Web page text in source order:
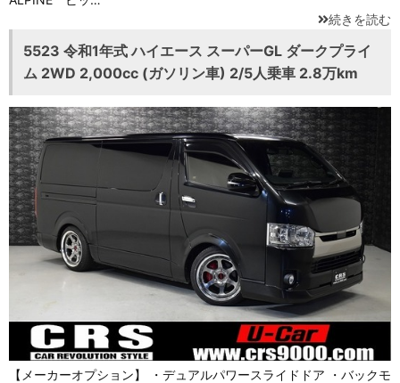
続きを読む
5523 令和1年式 ハイエース スーパーGL ダークプライ
ム 2WD 2,000cc (ガソリン車) 2/5人乗車 2.8万km
【メーカーオプション】 ・デュアルパワースライドドア ・バックモ